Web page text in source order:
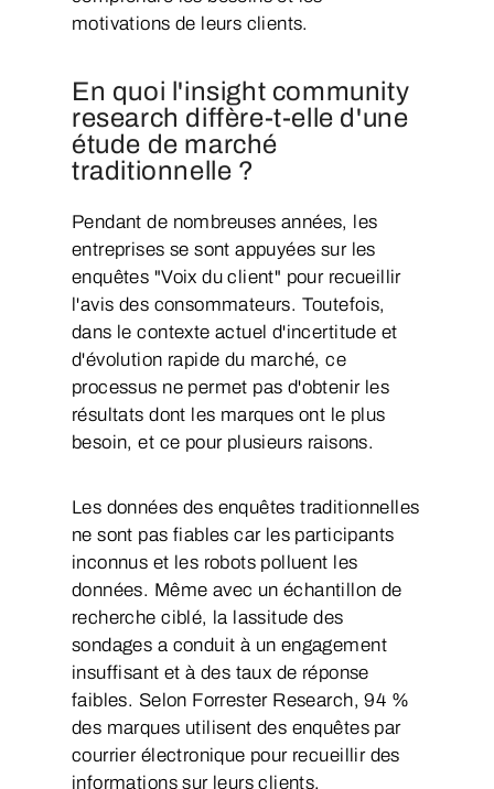
motivations de leurs clients.
En quoi l'insight community
research diffère-t-elle d'une
étude de marché
traditionnelle ?
Pendant de nombreuses années, les
entreprises se sont appuyées sur les
enquêtes "Voix du client" pour recueillir
l'avis des consommateurs. Toutefois,
dans le contexte actuel d'incertitude et
d'évolution rapide du marché, ce
processus ne permet pas d'obtenir les
résultats dont les marques ont le plus
besoin, et ce pour plusieurs raisons.
Les données des enquêtes traditionnelles
ne sont pas fiables car les participants
inconnus et les robots polluent les
données. Même avec un échantillon de
recherche ciblé, la lassitude des
sondages a conduit à un engagement
insuffisant et à des taux de réponse
faibles. Selon Forrester Research, 94 %
des marques utilisent des enquêtes par
courrier électronique pour recueillir des
informations sur leurs clients.